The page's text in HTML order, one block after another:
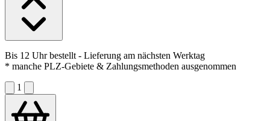
Bis 12 Uhr bestellt - Lieferung am nächsten Werktag
* manche PLZ-Gebiete & Zahlungsmethoden ausgenommen
1